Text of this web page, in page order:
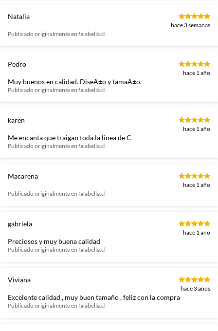
Natalia
hace 3 semanas
Publicado originalmente en falabella.cl
Pedro
hace 1 año
Muy buenos en calidad. DiseÃ±o y tamaÃ±o.
Publicado originalmente en falabella.cl
karen
hace 1 año
Me encanta que traigan toda la linea de C
Publicado originalmente en falabella.cl
Macarena
hace 1 año
Publicado originalmente en falabella.cl
gabriela
hace 1 año
Preciosos y muy buena calidad
Publicado originalmente en falabella.cl
Viviana
hace 3 años
Excelente calidad , muy buen tamaño , feliz con la compra
Publicado originalmente en falabella.cl